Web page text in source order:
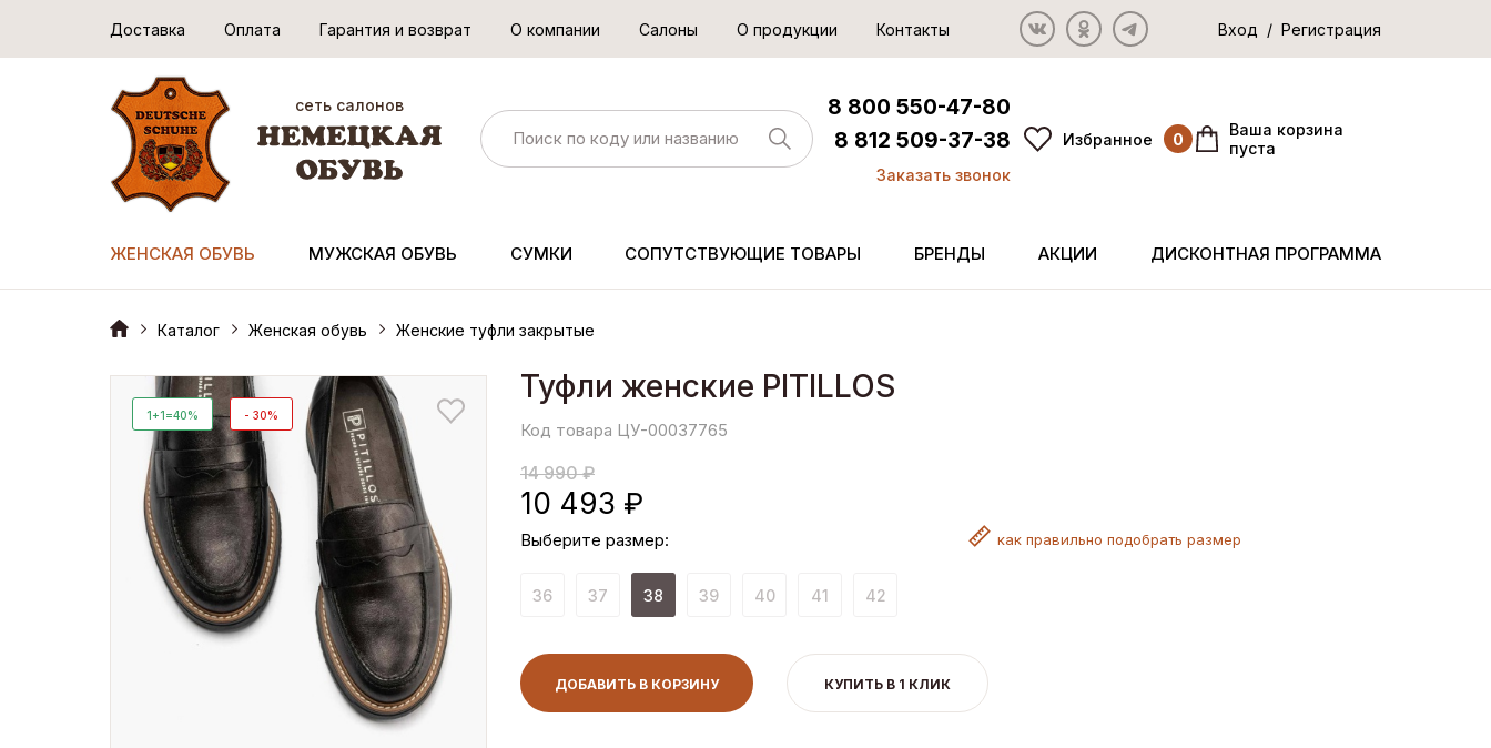
Доставка Оплата Гарантия и возврат О компании Салоны О продукции Контакты Вход / Регистрация
сеть салонов
8 800 550-47-80
8 812 509-37-38
Заказать звонок
Избранное 0
Ваша корзина
пуста
ЖЕНСКАЯ ОБУВЬ МУЖСКАЯ ОБУВЬ СУМКИ СОПУТСТВУЮЩИЕ ТОВАРЫ БРЕНДЫ АКЦИИ ДИСКОНТНАЯ ПРОГРАММА
Каталог Женская обувь Женские туфли закрытые
1+1=40% - 30%
Туфли женские PITILLOS
Код товара ЦУ-00037765
14 990 ₽
10 493 ₽
Выберите размер: как правильно подобрать размер
36 37 38 39 40 41 42
ДОБАВИТЬ В КОРЗИНУ КУПИТЬ В 1 КЛИК